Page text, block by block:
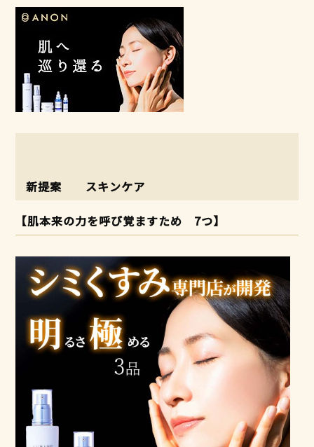
新提案 スキンケア
【肌本来の力を呼び覚ますため 7つ】